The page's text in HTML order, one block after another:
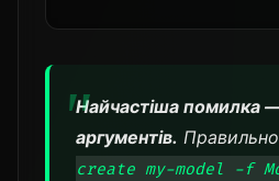
Найчастіша помилка
аргументів.
create my-model -f